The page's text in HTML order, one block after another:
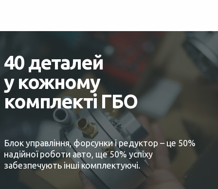
40 деталей
у кожному
комплекті ГБО
Блок управління, форсунки і редуктор – це 50%
надійної роботи авто, ще 50% успіху
забезпечують інші комплектуючі.